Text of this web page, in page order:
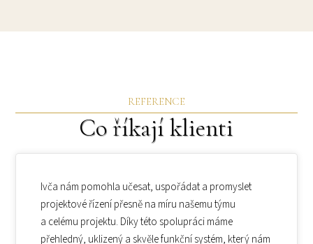
REFERENCE
Co říkají klienti
Ivča nám pomohla učesat, uspořádat a promyslet
projektové řízení přesně na míru našemu týmu
a celému projektu. Díky této spolupráci máme
přehledný, uklizený a skvěle funkční systém, který nám